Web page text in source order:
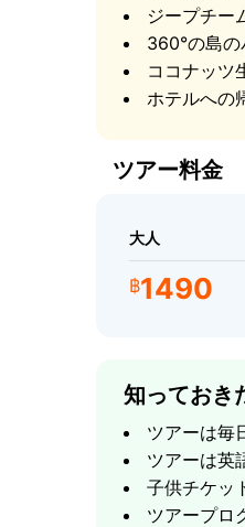
ナムアン滝は
ち、麓の涼し
す。これは
滝の後、軍用
これはコ・サ
見ることはあ
い火山の核心
大なパノラマ
ジープチー
360°の島の
ココナッツ
ホテルへの
ツアー料金
大人
฿1490
知っておき
ツアーは毎
ツアーは英
子供チケッ
ツアープロ